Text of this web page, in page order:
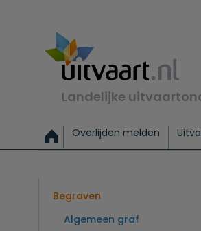
Landelijke
Overlijden melden
Exclusieve uitvaart
Begraven
Algemeen graf